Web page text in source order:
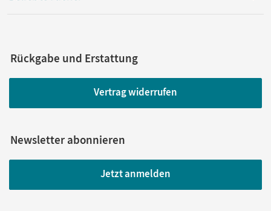
Rückgabe und Erstattung
Vertrag widerrufen
Newsletter abonnieren
Jetzt anmelden